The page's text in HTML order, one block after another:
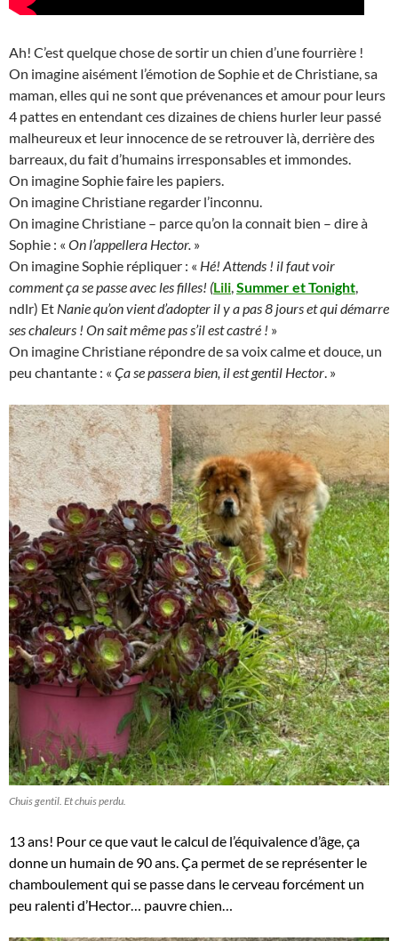
Ah! C’est quelque chose de sortir un chien d’une fourrière !
On imagine aisément l’émotion de Sophie et de Christiane, sa
maman, elles qui ne sont que prévenances et amour pour leurs
4 pattes en entendant ces dizaines de chiens hurler leur passé
malheureux et leur innocence de se retrouver là, derrière des
barreaux, du fait d’humains irresponsables et immondes.
On imagine Sophie faire les papiers.
On imagine Christiane regarder l’inconnu.
On imagine Christiane – parce qu’on la connait bien – dire à
Sophie : « On l’appellera Hector. »
On imagine Sophie répliquer : « Hé! Attends ! il faut voir
comment ça se passe avec les filles! (Lili,Summer et Tonight,
ndlr) Et Nanie qu’on vient d’adopter il y a pas 8 jours et qui démarre
ses chaleurs ! On sait même pas s’il est castré ! »
On imagine Christiane répondre de sa voix calme et douce, un
peu chantante : « Ça se passera bien, il est gentil Hector. »
Chuis gentil. Et chuis perdu.
13 ans! Pour ce que vaut le calcul de l’équivalence d’âge, ça
donne un humain de 90 ans. Ça permet de se représenter le
chamboulement qui se passe dans le cerveau forcément un
peu ralenti d’Hector… pauvre chien…